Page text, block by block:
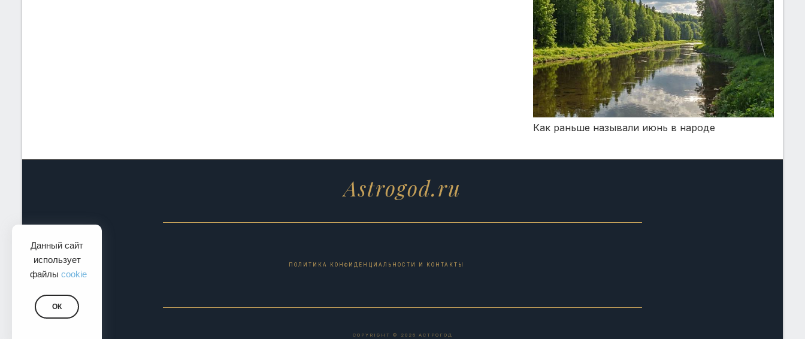
Данный сайт
использует
файлы cookie
ОК
Как раньше называли июнь в народе
Astrogod.ru
ПОЛИТИКА КОНФИДЕНЦИАЛЬНОСТИ И КОНТАКТЫ
COPYRIGHT © 2026 АСТРОГОД